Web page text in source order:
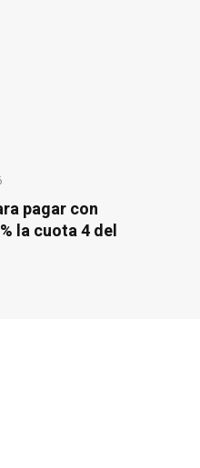
pagar con
la cuota 4 del